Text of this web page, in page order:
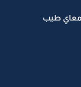
معاي طيب